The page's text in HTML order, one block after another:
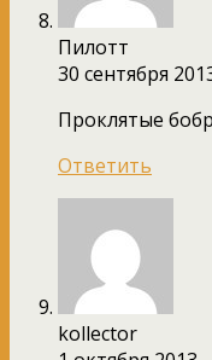
Пилотт
30 сентября
Проклятые
Ответить
kollector